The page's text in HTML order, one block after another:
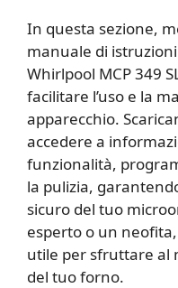
In questa sezione,
manuale di
Whirlpool MCP 349
facilitare l’uso e la
apparecchio.
accedere a
funzionalità,
la pulizia,
sicuro del tuo
esperto o un
utile per sfruttare al
del tuo forno.